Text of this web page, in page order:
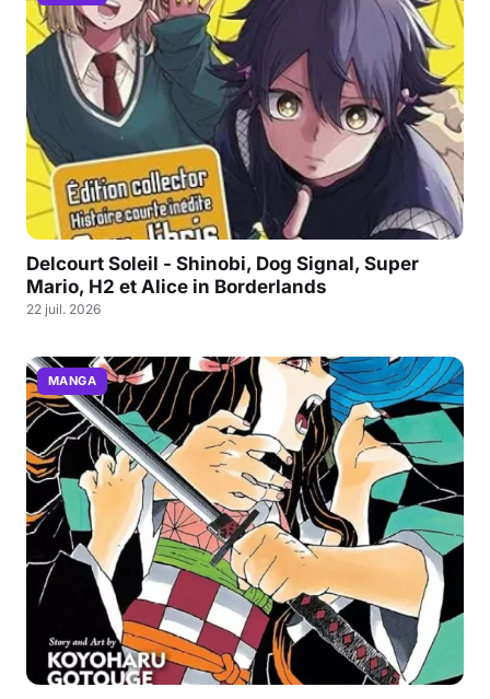
Delcourt Soleil - Shinobi, Dog Signal, Super
Mario, H2 et Alice in Borderlands
22 juil. 2026
MANGA